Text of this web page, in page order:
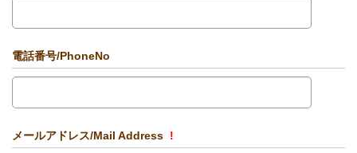
電話番号/PhoneNo
メールアドレス/Mail Address !